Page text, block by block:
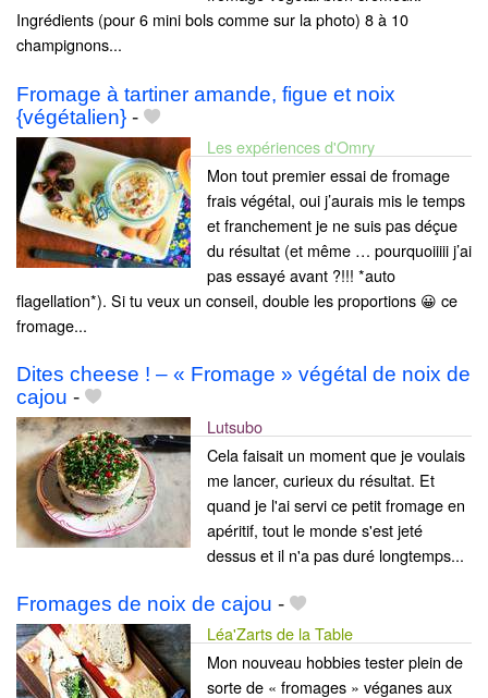
Ingrédients (pour 6 mini bols comme sur la photo) 8 à 10
champignons...
Fromage à tartiner amande, figue et noix
{végétalien} -
Les expériences d'Omry
Mon tout premier essai de fromage
frais végétal, oui j’aurais mis le temps
et franchement je ne suis pas déçue
du résultat (et même … pourquoiiiii j’ai
pas essayé avant ?!!! *auto
flagellation*). Si tu veux un conseil, double les proportions 😀 ce
fromage...
Dites cheese ! – « Fromage » végétal de noix de
cajou -
Lutsubo
Cela faisait un moment que je voulais
me lancer, curieux du résultat. Et
quand je l'ai servi ce petit fromage en
apéritif, tout le monde s'est jeté
dessus et il n'a pas duré longtemps...
Fromages de noix de cajou -
Léa'Zarts de la Table
Mon nouveau hobbies tester plein de
sorte de « fromages » véganes aux